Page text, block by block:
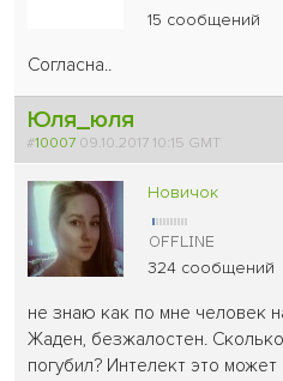
15 сообщений
Согласна..
Юля_юля
#10007 09.10.2017 10:15 GMT
Новичок
324 сообщений
не знаю как по мне человек
Жаден, безжалостен.
погубил? Интелект это